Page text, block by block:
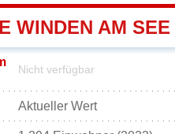
WINDEN AM SEE
Nicht verfügbar
Aktueller Wert